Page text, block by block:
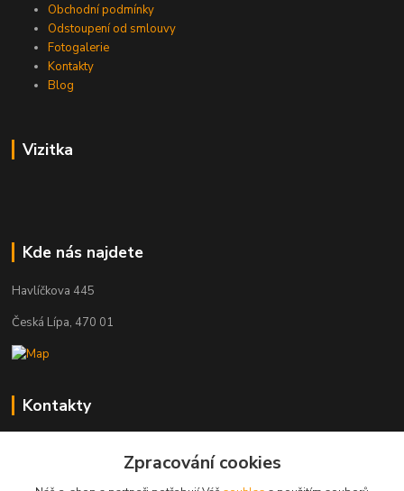
Obchodní podmínky
Odstoupení od smlouvy
Fotogalerie
Kontakty
Blog
Vizitka
Kde nás najdete
Havlíčkova 445
Česká Lípa, 470 01
Kontakty
+420 603 823 376
Zpracování cookies